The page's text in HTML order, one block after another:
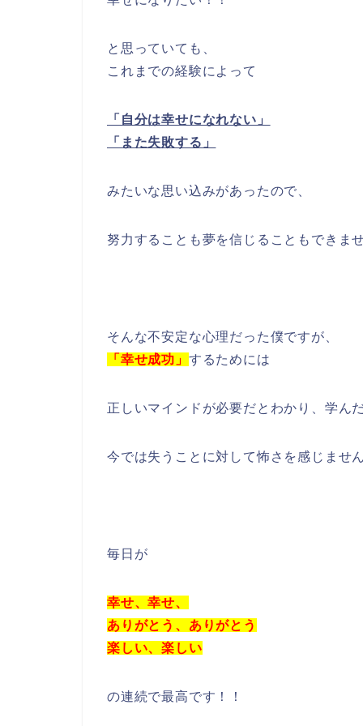
と思っていても、
これまでの経験によって
「自分は幸せになれない」
「また失敗する」
みたいな思い込みがあったので、
努力することも夢を信じることもできま
そんな不安定な心理だった僕ですが、
「幸せ成功」 するためには
正しいマインドが必要だとわかり、学ん
今では失うことに対して怖さを感じません
毎日が
幸せ、幸せ、
ありがとう、ありがとう
楽しい、楽しい
の連続で最高です！！